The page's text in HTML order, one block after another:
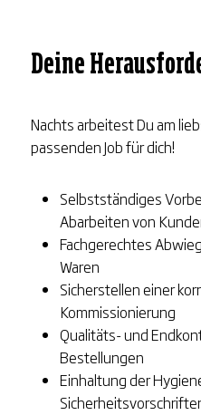
Deine
Nachts arbeitest Du am
passenden Job für dich!
Selbstständiges
Abarbeiten von
Fachgerechtes
Waren
Sicherstellen einer
Kommissionierung
Qualitäts- und
Bestellungen
Einhaltung der